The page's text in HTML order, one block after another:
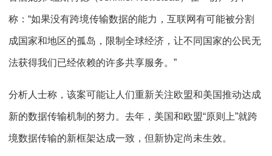
称：“如果没有跨境传输数据的能力，互联网有可能被分割
成国家和地区的孤岛，限制全球经济，让不同国家的公民无
法获得我们已经依赖的许多共享服务。”
分析人士称，该案可能让人们重新关注欧盟和美国推动达成
新的数据传输机制的努力。去年，美国和欧盟“原则上”就跨
境数据传输的新框架达成一致，但新协定尚未生效。